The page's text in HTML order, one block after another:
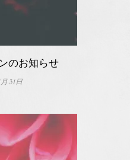
のお知らせ
31日